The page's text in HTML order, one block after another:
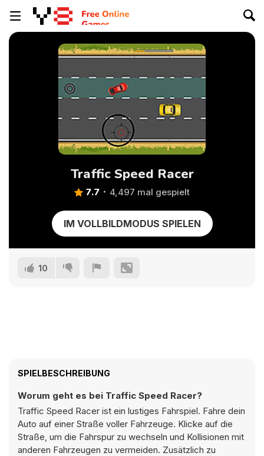
Traffic Speed Racer
7.7 4,497 mal gespielt
IM VOLLBILDMODUS SPIELEN
10
SPIELBESCHREIBUNG
Worum geht es bei Traffic Speed Racer?
Traffic Speed Racer ist ein lustiges Fahrspiel. Fahre dein
Auto auf einer Straße voller Fahrzeuge. Klicke auf die
Straße, um die Fahrspur zu wechseln und Kollisionen mit
anderen Fahrzeugen zu vermeiden. Zusätzlich zu